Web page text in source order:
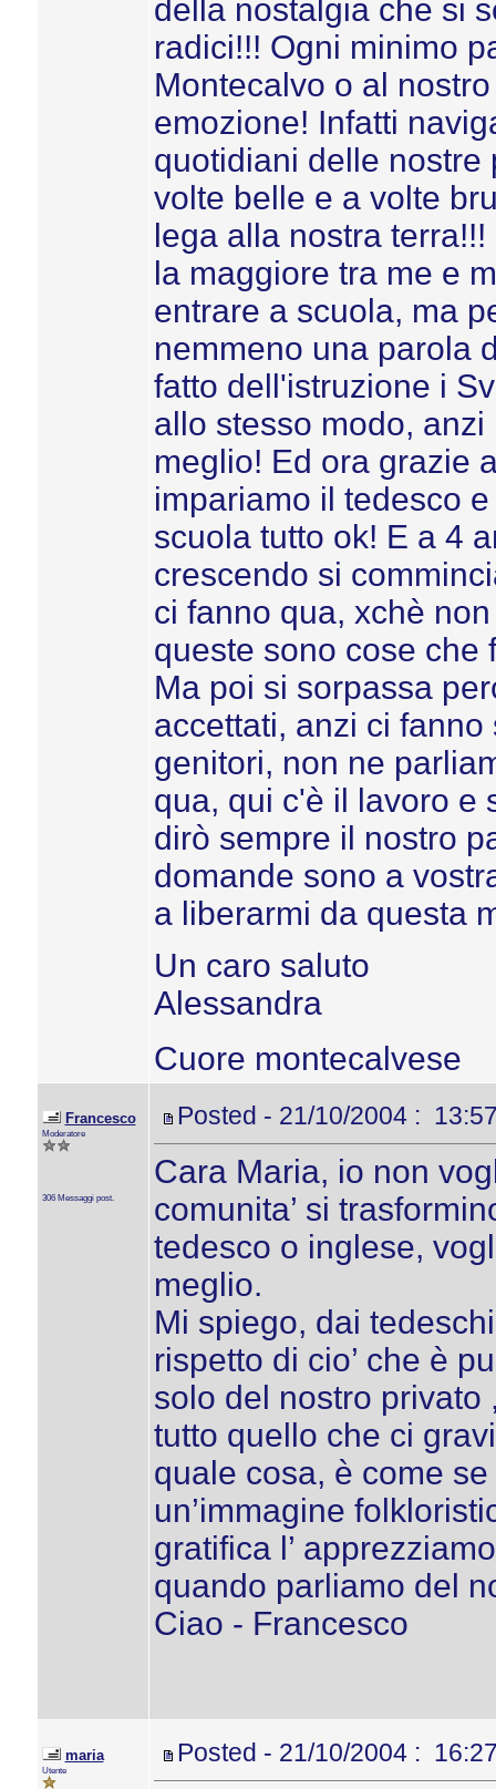
della nostalgia che si
radici!!! Ogni minimo
Montecalvo o al
emozione! Infatti
quotidiani delle nostre
volte belle e a volte
lega alla nostra
la maggiore tra me e
entrare a scuola, ma
nemmeno una parola
fatto dell'istruzione i
allo stesso modo,
meglio! Ed ora grazie
impariamo il tedesco
scuola tutto ok! E a 4
crescendo si
ci fanno qua, xchè
queste sono cose che
Ma poi si sorpassa
accettati, anzi ci
genitori, non ne
qua, qui c'è il lavoro e
dirò sempre il nostro
domande sono a
a liberarmi da questa
Un caro saluto
Alessandra
Cuore montecalvese
Francesco
Moderatore
306 Messaggi post.
Posted - 21/10/2004 :
Cara Maria, io non
comunita’ si
tedesco o inglese,
meglio.
Mi spiego, dai
rispetto di cio’ che è
solo del nostro
tutto quello che ci
quale cosa, è come
un’immagine
gratifica l’
quando parliamo del
Ciao - Francesco
maria
Utente
Posted - 21/10/2004 :